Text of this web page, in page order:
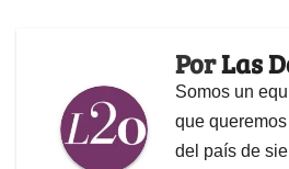
PorLas
Somos un
que
del país de